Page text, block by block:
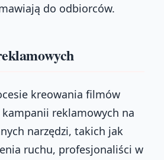
do odbiorców.
kreowania filmów
reklamowych na
narzędzi, takich jak
ruchu, profesjonaliści w